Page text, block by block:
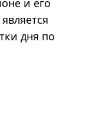
и его
дня по